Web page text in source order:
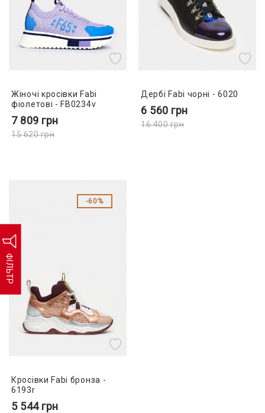
ФІЛЬТР
Жіночі кросівки Fabi
фіолетові - FB0234v
7 809 грн
15 620грн
Дербі Fabi чорні - 6020
6 560 грн
16 400грн
60%
Кросівки Fabi бронза -
6193r
5 544грн